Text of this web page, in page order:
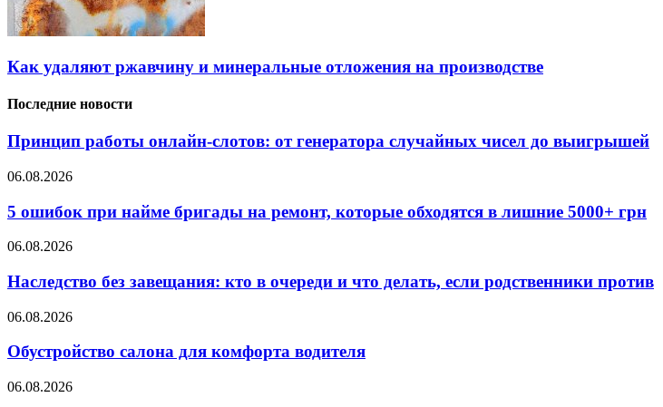
Как удаляют ржавчину и минеральные отложения на производстве
Последние новости
Принцип работы онлайн-слотов: от генератора случайных чисел до выигрышей
06.08.2026
5 ошибок при найме бригады на ремонт, которые обходятся в лишние 5000+ грн
06.08.2026
Наследство без завещания: кто в очереди и что делать, если родственники против
06.08.2026
Обустройство салона для комфорта водителя
06.08.2026